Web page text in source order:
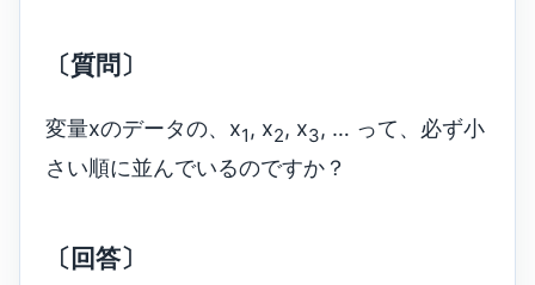
〔質問〕
変量xのデータの、x1 , x2, x3, … って、必ず小
さい順に並んでいるのですか？
〔回答〕